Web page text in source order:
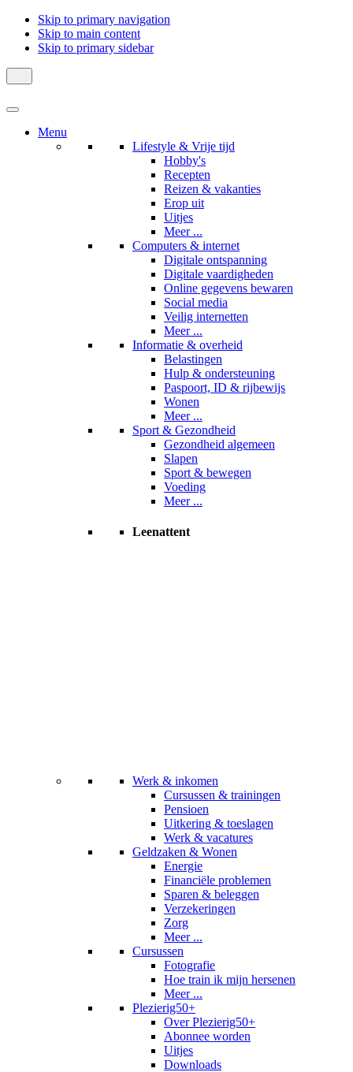
Skip to primary navigation
Skip to main content
Skip to primary sidebar
Menu
Lifestyle & Vrije tijd
Hobby's
Recepten
Reizen & vakanties
Erop uit
Uitjes
Meer ...
Computers & internet
Digitale ontspanning
Digitale vaardigheden
Online gegevens bewaren
Social media
Veilig internetten
Meer ...
Informatie & overheid
Belastingen
Hulp & ondersteuning
Paspoort, ID & rijbewijs
Wonen
Meer ...
Sport & Gezondheid
Gezondheid algemeen
Slapen
Sport & bewegen
Voeding
Meer ...
Leenattent
Werk & inkomen
Cursussen & trainingen
Pensioen
Uitkering & toeslagen
Werk & vacatures
Geldzaken & Wonen
Energie
Financiële problemen
Sparen & beleggen
Verzekeringen
Zorg
Meer ...
Cursussen
Fotografie
Hoe train ik mijn hersenen
Meer ...
Plezierig50+
Over Plezierig50+
Abonnee worden
Uitjes
Downloads